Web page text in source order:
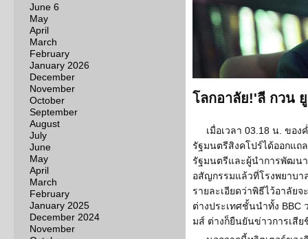
June 6
May
April
March
February
January 2026
December
November
October
September
August
July
June
May
April
March
February
January 2025
December 2024
November
โลกอาลัย!'ลี กวน
เมื่อเวลา 03.18 น. ขอ
รัฐมนตรีสิงคโปร์ได้ออกแถ
รัฐมนตรีและผู้นำการพัฒนา
อสัญกรรมแล้วที่โรงพยาบา
รายละเอียดว่าพิธีไว้อาลัย
ต่างประเทศชั้นนำทั้ง BBC
มส์ ต่างก็ยืนยันข่าวการเสี